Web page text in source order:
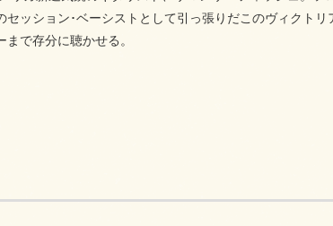
ッション･ベーシストとして引っ張りだこのヴィクト
で存分に聴かせる。